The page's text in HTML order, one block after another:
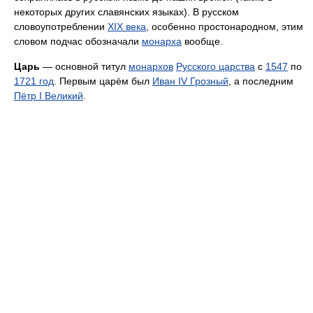
некоторых других славянских языках). В русском
словоупотреблении XIX века , особенно простонародном, этим
словом подчас обозначали монарха вообще.
Царь — основной титул монархов Русского царства с 1547 по
1721 год . Первым царём был Иван IV Грозный , а последним
Пётр I Великий